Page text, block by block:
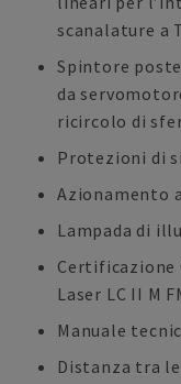
scanalature a
Spintore
da
ricircolo di
Protezioni di
Azionamento
Lampada di
Certificazione
Laser LC II M
Manuale
Distanza tra